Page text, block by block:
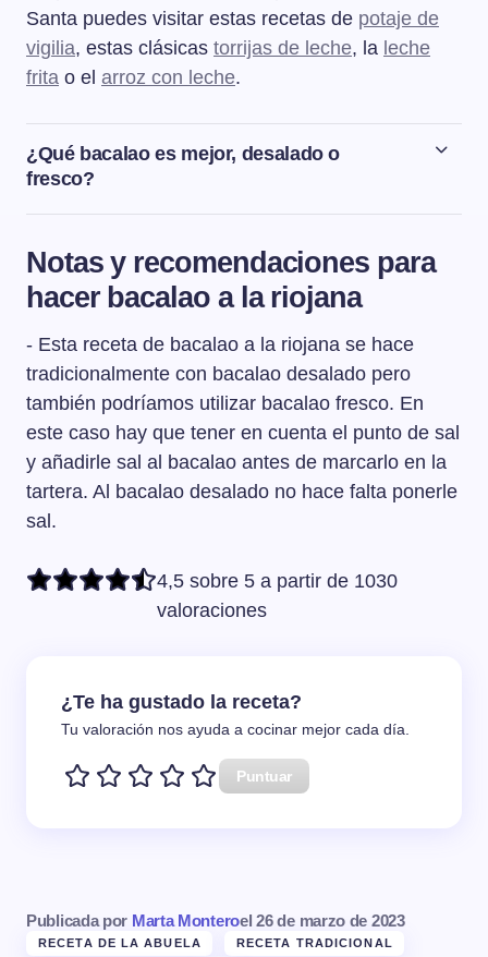
Santa puedes visitar estas recetas de potaje de
vigilia, estas clásicas torrijas de leche, la leche
frita o el arroz con leche.
¿Qué bacalao es mejor, desalado o
fresco?
Depende de la elaboración que vayamos a hacer. El
cocciones largas o a temperaturas muy altas. Además el
bacalao fresco no tiene ese punto de sabor tan
característico del bacalao en salazón.
Notas y recomendaciones para
hacer bacalao a la riojana
- Esta receta de bacalao a la riojana se hace
tradicionalmente con bacalao desalado pero
también podríamos utilizar bacalao fresco. En
este caso hay que tener en cuenta el punto de sal
y añadirle sal al bacalao antes de marcarlo en la
tartera. Al bacalao desalado no hace falta ponerle
sal.
4,5 sobre 5 a partir de 1030
valoraciones
¿Te ha gustado la receta?
Tu valoración nos ayuda a cocinar mejor cada día.
Puntuar
Publicada por Marta Monteroel 26 de marzo de 2023
RECETA DE LA ABUELA RECETA TRADICIONAL